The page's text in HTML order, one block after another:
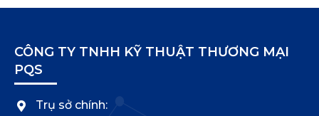
CÔNG TY TNHH KỸ THUẬT THƯƠNG MẠI
PQS
Trụ sở chính: